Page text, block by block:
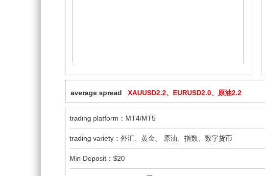
average spread XAUUSD2.2、EURUSD2.0、原油2.2
trading platform：MT4/MT5
trading variety：外汇、黄金、 原油、指数、数字货币
Min Deposit：$20